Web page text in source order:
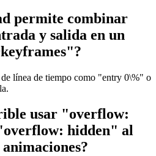
permite combinar
y salida en un
línea de tiempo como "entry 0\%" o
usar "overflow:
hidden" al